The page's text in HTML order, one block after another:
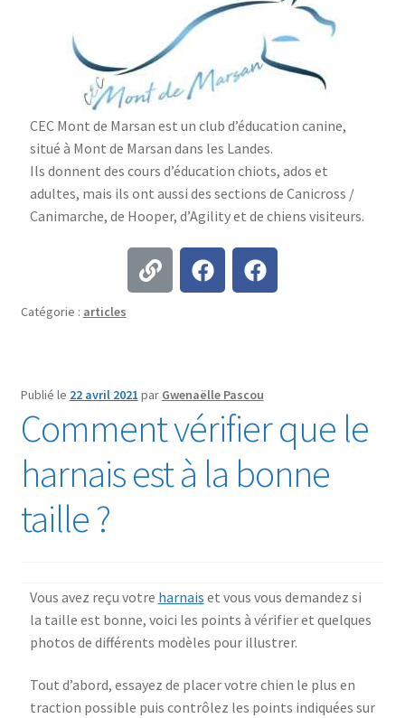
CEC Mont de Marsan est un club d’éducation canine,
situé à Mont de Marsan dans les Landes.
Ils donnent des cours d’éducation chiots, ados et
adultes, mais ils ont aussi des sections de Canicross /
Canimarche, de Hooper, d’Agility et de chiens visiteurs.
Catégorie : articles
Publié le 22 avril 2021 par Gwenaëlle Pascou
Comment vérifier que le
harnais est à la bonne
taille ?
Vous avez reçu votre harnais et vous vous demandez si
la taille est bonne, voici les points à vérifier et quelques
photos de différents modèles pour illustrer.
Tout d’abord, essayez de placer votre chien le plus en
traction possible puis contrôlez les points indiquées sur